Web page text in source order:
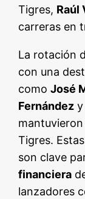
Tigres, Raúl
carreras en
La rotación
con una
comoJosé
Fernández
Tigres.
son clave
financiera
lanzadores